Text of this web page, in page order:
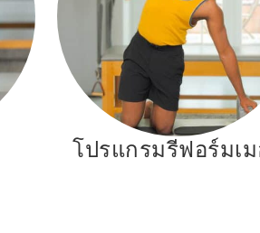
โปรแกรมรีฟอร์มเ